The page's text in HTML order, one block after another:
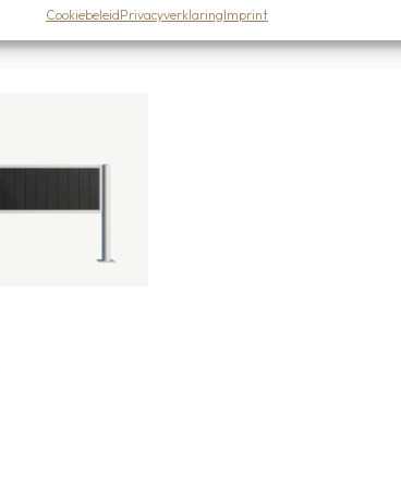
CookiebeleidPrivacyverklaringImprint